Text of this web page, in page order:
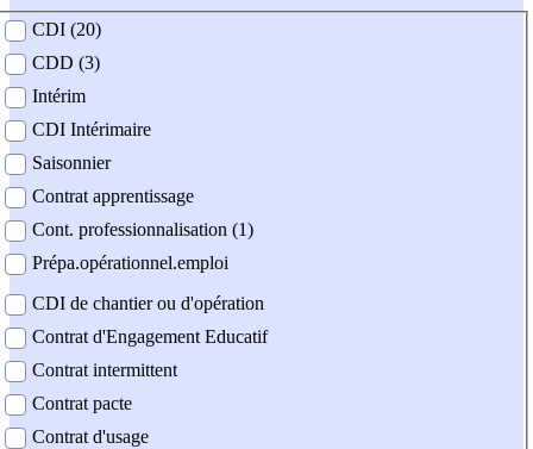
contrat
CDI (20)
CDD (3)
Intérim
CDI Intérimaire
Saisonnier
Contrat apprentissage
Cont. professionnalisation (1)
Prépa.opérationnel.emploi
CDI de chantier ou d'opération
Contrat d'Engagement Educatif
Contrat intermittent
Contrat pacte
Contrat d'usage